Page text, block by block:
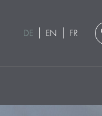
DE EN FR